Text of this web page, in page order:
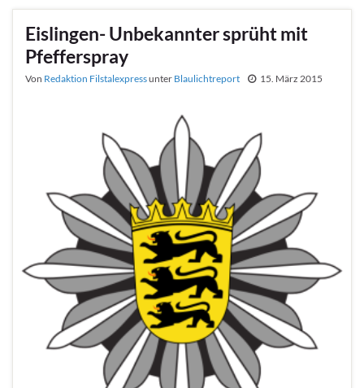
Eislingen- Unbekannter sprüht mit
Pfefferspray
Von Redaktion Filstalexpressunter Blaulichtreport 15. März 2015